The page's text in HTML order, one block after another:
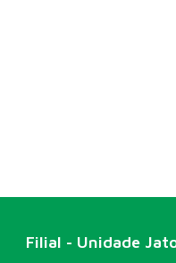
Filial - Unidade